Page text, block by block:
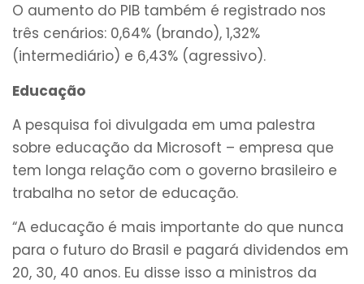
O aumento do PIB também é registrado nos
três cenários: 0,64% (brando), 1,32%
(intermediário) e 6,43% (agressivo).
Educação
A pesquisa foi divulgada em uma palestra
sobre educação da Microsoft – empresa que
tem longa relação com o governo brasileiro e
trabalha no setor de educação.
“A educação é mais importante do que nunca
para o futuro do Brasil e pagará dividendos em
20, 30, 40 anos. Eu disse isso a ministros da